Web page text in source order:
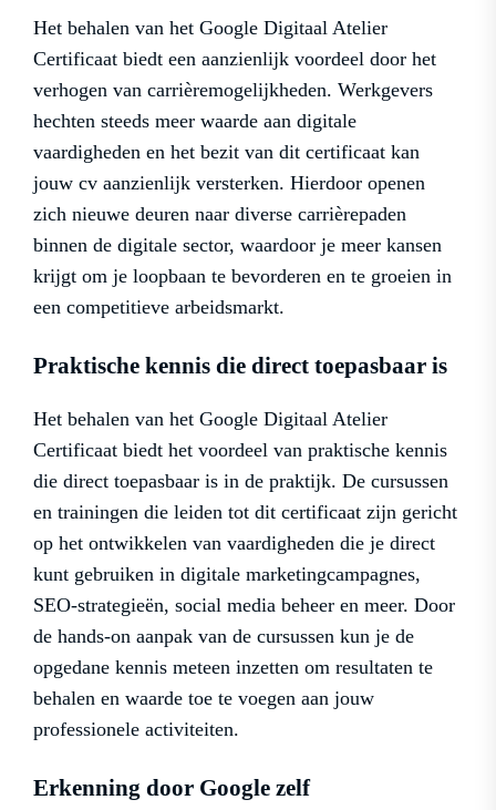
Het behalen van het Google Digitaal Atelier
Certificaat biedt een aanzienlijk voordeel door het
verhogen van carrièremogelijkheden. Werkgevers
hechten steeds meer waarde aan digitale
vaardigheden en het bezit van dit certificaat kan
jouw cv aanzienlijk versterken. Hierdoor openen
zich nieuwe deuren naar diverse carrièrepaden
binnen de digitale sector, waardoor je meer kansen
krijgt om je loopbaan te bevorderen en te groeien in
een competitieve arbeidsmarkt.
Praktische kennis die direct toepasbaar is
Het behalen van het Google Digitaal Atelier
Certificaat biedt het voordeel van praktische kennis
die direct toepasbaar is in de praktijk. De cursussen
en trainingen die leiden tot dit certificaat zijn gericht
op het ontwikkelen van vaardigheden die je direct
kunt gebruiken in digitale marketingcampagnes,
SEO-strategieën, social media beheer en meer. Door
de hands-on aanpak van de cursussen kun je de
opgedane kennis meteen inzetten om resultaten te
behalen en waarde toe te voegen aan jouw
professionele activiteiten.
Erkenning door Google zelf